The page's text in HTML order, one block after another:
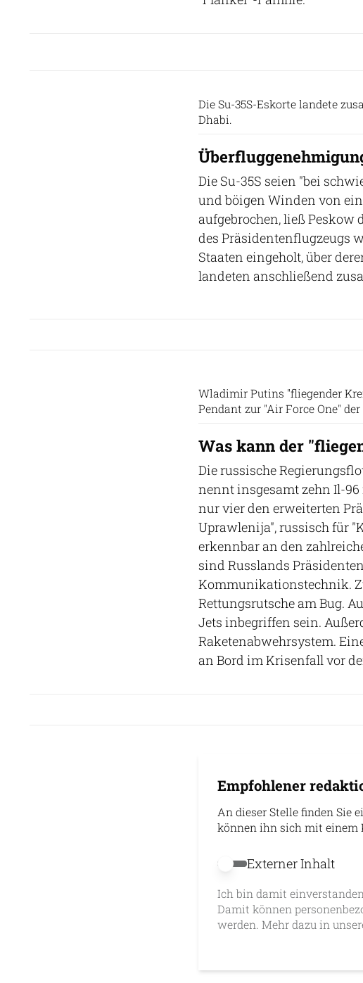
Die Su-35S-Eskorte landete
Dhabi.
Die Su-35S seien "bei
und böigen Winden von
aufgebrochen, ließ
des Präsidentenflugzeugs
Staaten eingeholt, über
landeten anschließend
Wladimir Putins "fliegender
Pendant zur "Air Force One" der
Was kann der
Die russische
nennt insgesamt zehn Il-
nur vier den erweiterten
Uprawlenija", russisch für
erkennbar an den
sind Russlands
Kommunikationstechnik.
Rettungsrutsche am Bug.
Jets inbegriffen sein.
Raketenabwehrsystem.
an Bord im Krisenfall vor
Empfohlener
An dieser Stelle finden Sie
können ihn sich mit einem
Externer Inhalt erlauben
Externer Inhalt
Ich bin damit
Damit können
werden. Mehr dazu in